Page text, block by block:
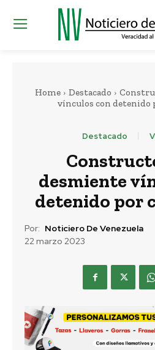
Home Destacado
vínculos con detenido
Destacado
desmiente
detenido por
Por: Noticiero De Venezuela
22 marzo 2023